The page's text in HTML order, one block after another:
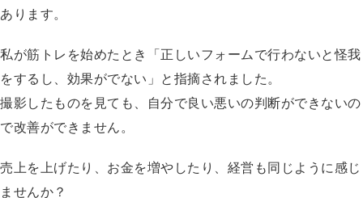
あります。
私が筋トレを始めたとき「正しいフォームで行わないと怪我
をするし、効果がでない」と指摘されました。
撮影したものを見ても、自分で良い悪いの判断ができないの
で改善ができません。
売上を上げたり、お金を増やしたり、経営も同じように感じ
ませんか？